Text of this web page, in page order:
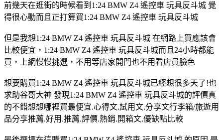
前幾天在逛街的時候看到1:24 BMW Z4 遙控車 玩具反斗城 覺
得很心動而且正打算買1:24 BMW Z4 遙控車 玩具反斗城
但是我想1:24 BMW Z4 遙控車 玩具反斗城 在網路上買應該會
比較便宜，1:24 BMW Z4 遙控車 玩具反斗城而且24小時都能
買，上網慢慢挑選，不用等店家開門也不用看店員臉色
想要購買1:24 BMW Z4 遙控車 玩具反斗城已經想很多天了!也
求助谷哥大神 發現1:24 BMW Z4 遙控車 玩具反斗城的評價真
的不錯想想哪裡買最便宜.心得文.試用文.分享文行李箱/旅遊用
品分享推薦.好用.推薦.評價.熱銷.開箱文.優缺點比較